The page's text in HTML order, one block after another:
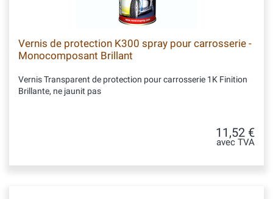
Vernis de protection K300 spray pour carrosserie -
Monocomposant Brillant
Vernis Transparent de protection pour carrosserie 1K Finition
Brillante, ne jaunit pas
11,52 €
avec TVA